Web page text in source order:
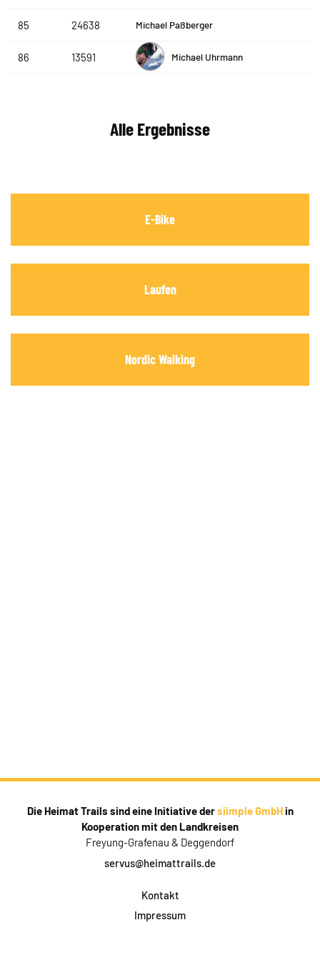
85 24638 Michael Paßberger
86 13591 Michael Uhrmann
Alle Ergebnisse
E-Bike
Laufen
Nordic Walking
Die Heimat Trails sind eine Initiative dersiimple GmbHin
Kooperation mit den Landkreisen
Freyung-Grafenau & Deggendorf
servus@heimattrails.de
Kontakt
Impressum